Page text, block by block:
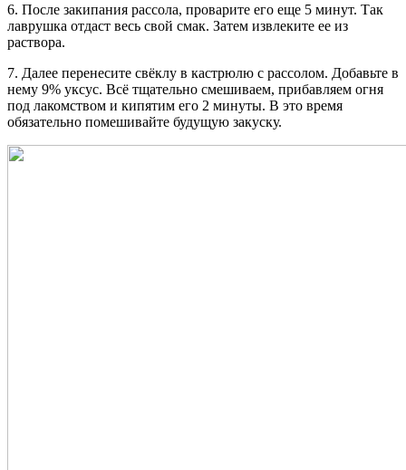
6. После закипания рассола, проварите его еще 5 минут. Так
лаврушка отдаст весь свой смак. Затем извлеките ее из
раствора.
7. Далее перенесите свёклу в кастрюлю с рассолом. Добавьте в
нему 9% уксус. Всё тщательно смешиваем, прибавляем огня
под лакомством и кипятим его 2 минуты. В это время
обязательно помешивайте будущую закуску.